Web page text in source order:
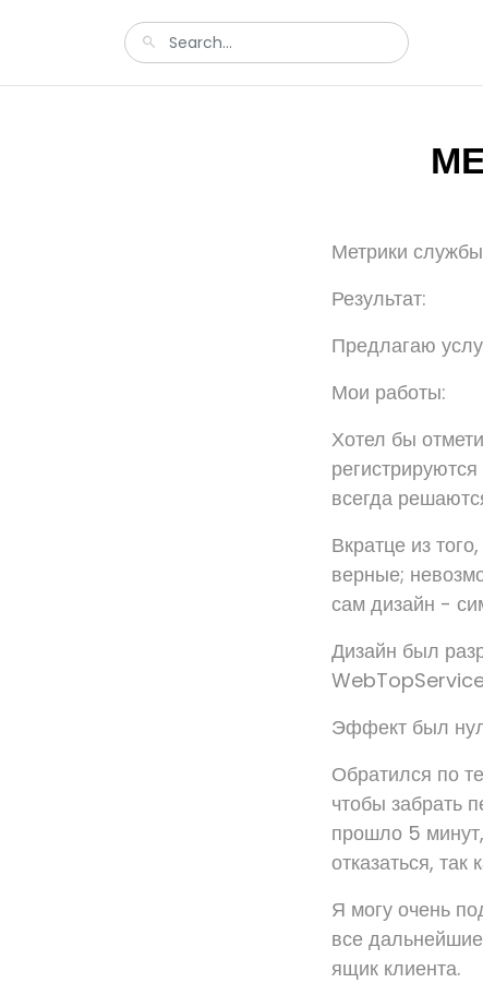
Метрики
Результат:
Предлагаю
Мои работы:
Хотел бы
всегда
Вкратце из
верные;
сам дизайн -
Дизайн был
Эффект был
Обратился по
чтобы забрать
прошло 5
отказаться,
Я могу очень
все
ящик клиента.